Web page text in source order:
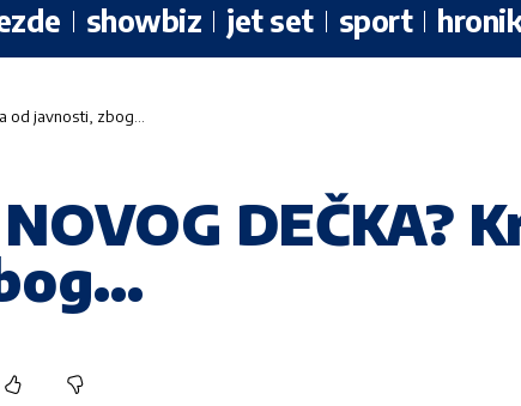
showbiz jet set sport
od javnosti, zbog…
DEČKA?